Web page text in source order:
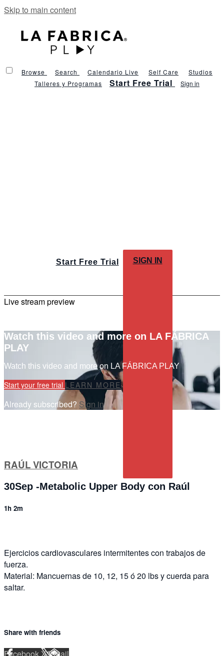
Skip to main content
Browse Search Calendario Live Self Care
Studios
Talleres y Programas
Start Free Trial Sign in
Start Free Trial SIGN IN
Live stream preview
Watch this video and more on LA FÁBRICA
PLAY
Watch this video and more on LA FÁBRICA PLAY
Start your free trial LEARN MORE
Already subscribed? Sign in
RAÚL VICTORIA
30Sep -Metabolic Upper Body con Raúl
1h 2m
Ejercicios cardiovasculares intermitentes con trabajos de
fuerza.
Material: Mancuernas de 10, 12, 15 ó 20 lbs y cuerda para
saltar.
Share with friends
FacebookXEmail